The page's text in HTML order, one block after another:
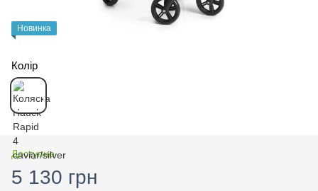
Новинка
Колір
Доступно
5 130 грн